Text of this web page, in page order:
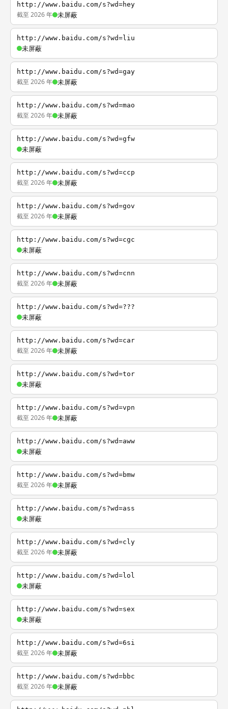
http://www.baidu.com/s?wd=hey
截至 2026 年 未屏蔽
http://www.baidu.com/s?wd=liu
未屏蔽
http://www.baidu.com/s?wd=gay
截至 2026 年 未屏蔽
http://www.baidu.com/s?wd=mao
截至 2026 年 未屏蔽
http://www.baidu.com/s?wd=gfw
未屏蔽
http://www.baidu.com/s?wd=ccp
截至 2026 年 未屏蔽
http://www.baidu.com/s?wd=gov
截至 2026 年 未屏蔽
http://www.baidu.com/s?wd=cgc
未屏蔽
http://www.baidu.com/s?wd=cnn
截至 2026 年 未屏蔽
http://www.baidu.com/s?wd=???
未屏蔽
http://www.baidu.com/s?wd=car
截至 2026 年 未屏蔽
http://www.baidu.com/s?wd=tor
未屏蔽
http://www.baidu.com/s?wd=vpn
截至 2026 年 未屏蔽
http://www.baidu.com/s?wd=aww
未屏蔽
http://www.baidu.com/s?wd=bmw
截至 2026 年 未屏蔽
http://www.baidu.com/s?wd=ass
未屏蔽
http://www.baidu.com/s?wd=cly
截至 2026 年 未屏蔽
http://www.baidu.com/s?wd=lol
未屏蔽
http://www.baidu.com/s?wd=sex
未屏蔽
http://www.baidu.com/s?wd=6si
截至 2026 年 未屏蔽
http://www.baidu.com/s?wd=bbc
截至 2026 年 未屏蔽